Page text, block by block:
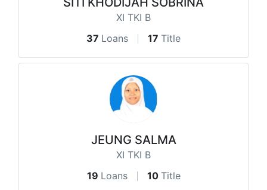
XI TKI B
37 Loans 17 Title
JEUNG SALMA
XI TKI B
19 Loans 10 Title